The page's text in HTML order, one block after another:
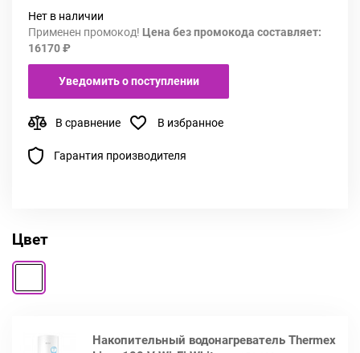
Нет в наличии
Применен промокод! Цена без промокода составляет:
16170 ₽
Уведомить о поступлении
В сравнение В избранное
Гарантия производителя
Цвет
Накопительный водонагреватель Thermex